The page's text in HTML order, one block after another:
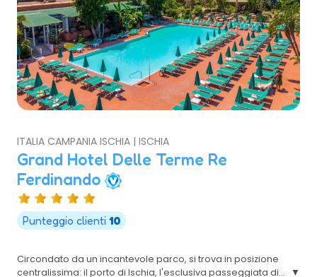
ITALIA CAMPANIA ISCHIA | ISCHIA
Grand Hotel Delle Terme Re
Ferdinando
Punteggio clienti 10
Circondato da un incantevole parco, si trova in posizione
centralissima: il porto di Ischia, l'esclusiva passeggiata di